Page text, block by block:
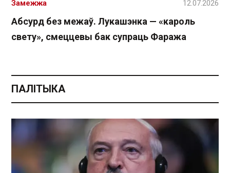
Абсурд без межаў. Лукашэнка — «кароль
свету», смеццевы бак супраць Фаража
Замежжа 12.07.2026
ПАЛІТЫКА